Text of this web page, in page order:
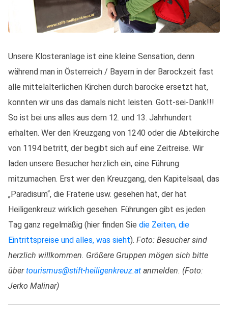
Unsere Klosteranlage ist eine kleine Sensation, denn
während man in Österreich / Bayern in der Barockzeit fast
alle mittelalterlichen Kirchen durch barocke ersetzt hat,
konnten wir uns das damals nicht leisten. Gott-sei-Dank!!!
So ist bei uns alles aus dem 12. und 13. Jahrhundert
erhalten. Wer den Kreuzgang von 1240 oder die Abteikirche
von 1194 betritt, der begibt sich auf eine Zeitreise. Wir
laden unsere Besucher herzlich ein, eine Führung
mitzumachen. Erst wer den Kreuzgang, den Kapitelsaal, das
„Paradisum“, die Fraterie usw. gesehen hat, der hat
Heiligenkreuz wirklich gesehen. Führungen gibt es jeden
Tag ganz regelmäßig (hier finden Sie die Zeiten, die
Eintrittspreise und alles, was sieht). Foto: Besucher sind
herzlich willkommen. Größere Gruppen mögen sich bitte
übertourismus@stift-heiligenkreuz.at anmelden. (Foto:
Jerko Malinar)